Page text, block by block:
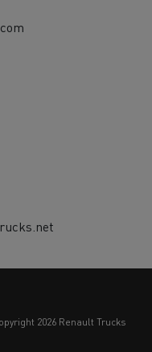
copyright 2026 Renault Trucks